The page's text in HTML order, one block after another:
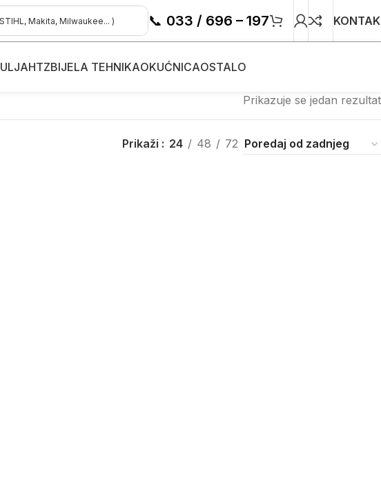
📞 033 / 696 – 197
ULJAHTZBIJELA TEHNIKAOKUĆNICAOSTALO
Prikazuje se jedan rezultat
Prikaži 24 48 72